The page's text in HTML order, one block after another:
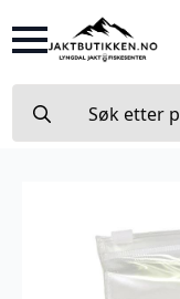
for: